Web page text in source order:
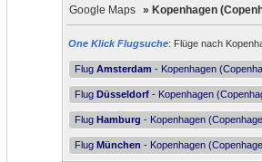
Google Maps » Kopenhagen
One Klick Flugsuche: Flüge nach
Flug Amsterdam - Kopenhagen
Flug Düsseldorf - Kopenhagen
Flug Hamburg - Kopenhagen
Flug München - Kopenhagen